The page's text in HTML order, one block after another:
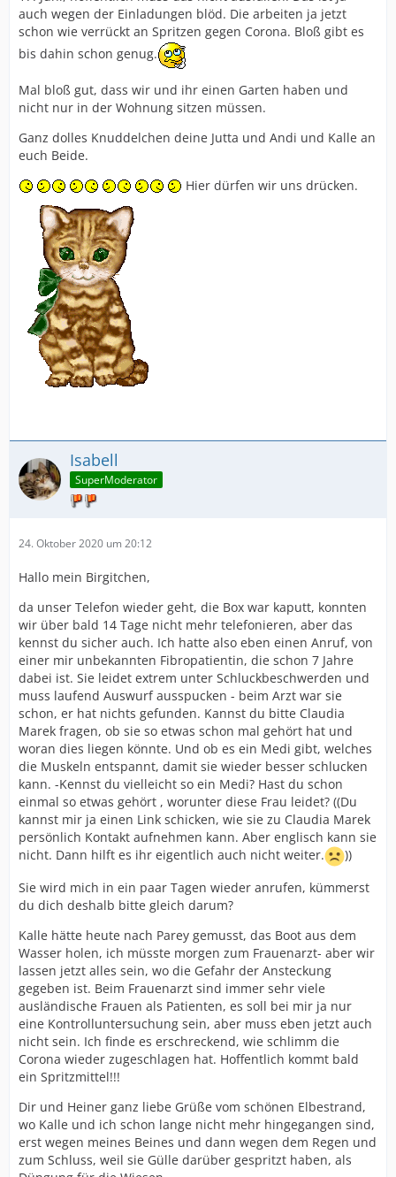
auch wegen der Einladungen blöd. Die arbeiten ja jetzt
schon wie verrückt an Spritzen gegen Corona. Bloß gibt es
bis dahin schon genug.
Mal bloß gut, dass wir und ihr einen Garten haben und
nicht nur in der Wohnung sitzen müssen.
Ganz dolles Knuddelchen deine Jutta und Andi und Kalle an
euch Beide.
Hier dürfen wir uns drücken.
Isabell
SuperModerator
24. Oktober 2020 um 20:12
Hallo mein Birgitchen,
da unser Telefon wieder geht, die Box war kaputt, konnten
wir über bald 14 Tage nicht mehr telefonieren, aber das
kennst du sicher auch. Ich hatte also eben einen Anruf, von
einer mir unbekannten Fibropatientin, die schon 7 Jahre
dabei ist. Sie leidet extrem unter Schluckbeschwerden und
muss laufend Auswurf ausspucken - beim Arzt war sie
schon, er hat nichts gefunden. Kannst du bitte Claudia
Marek fragen, ob sie so etwas schon mal gehört hat und
woran dies liegen könnte. Und ob es ein Medi gibt, welches
die Muskeln entspannt, damit sie wieder besser schlucken
kann. -Kennst du vielleicht so ein Medi? Hast du schon
einmal so etwas gehört , worunter diese Frau leidet? ((Du
kannst mir ja einen Link schicken, wie sie zu Claudia Marek
persönlich Kontakt aufnehmen kann. Aber englisch kann sie
nicht. Dann hilft es ihr eigentlich auch nicht weiter.
))
Sie wird mich in ein paar Tagen wieder anrufen, kümmerst
du dich deshalb bitte gleich darum?
Kalle hätte heute nach Parey gemusst, das Boot aus dem
Wasser holen, ich müsste morgen zum Frauenarzt- aber wir
lassen jetzt alles sein, wo die Gefahr der Ansteckung
gegeben ist. Beim Frauenarzt sind immer sehr viele
ausländische Frauen als Patienten, es soll bei mir ja nur
eine Kontrolluntersuchung sein, aber muss eben jetzt auch
nicht sein. Ich finde es erschreckend, wie schlimm die
Corona wieder zugeschlagen hat. Hoffentlich kommt bald
ein Spritzmittel!!!
Dir und Heiner ganz liebe Grüße vom schönen Elbestrand,
wo Kalle und ich schon lange nicht mehr hingegangen sind,
erst wegen meines Beines und dann wegen dem Regen und
zum Schluss, weil sie Gülle darüber gespritzt haben, als